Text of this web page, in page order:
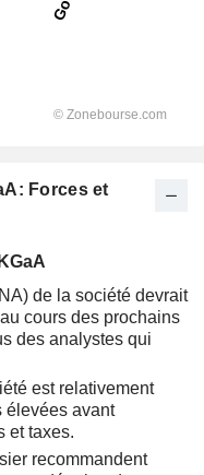
Forces et
de la société devrait
cours des prochains
des analystes qui
est relativement
élevées avant
et taxes.
recommandent